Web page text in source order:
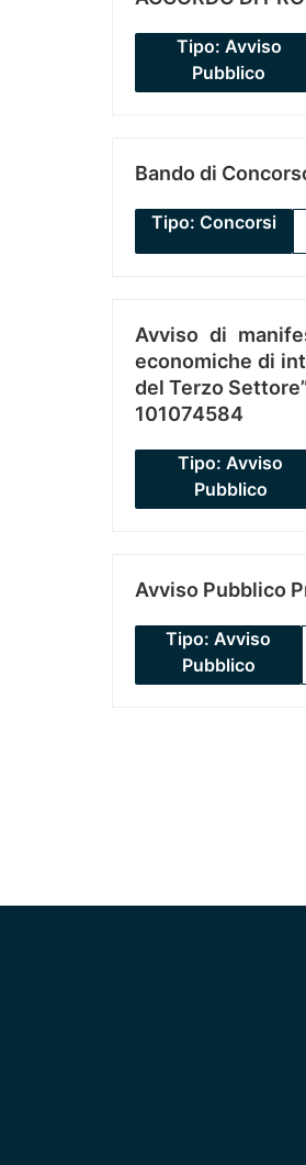
Tipo: Avviso
Pubblico
Bando di
Tipo: Concorsi
Avviso di
economiche di
del Terzo
101074584
Tipo: Avviso
Pubblico
Avviso Pubblico
Tipo: Avviso
Pubblico